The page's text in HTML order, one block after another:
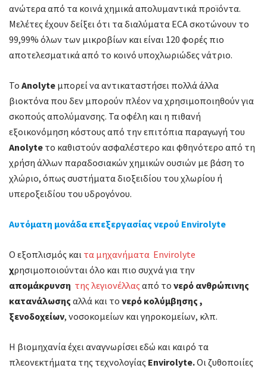
ανώτερα από τα κοινά χημικά απολυμαντικά προϊόντα.
Μελέτες έχουν δείξει ότι τα διαλύματα ECA σκοτώνουν το
99,99% όλων των μικροβίων και είναι 120 φορές πιο
αποτελεσματικά από το κοινό υποχλωριώδες νάτριο.
Το Anolyte μπορεί να αντικαταστήσει πολλά άλλα
βιοκτόνα που δεν μπορούν πλέον να χρησιμοποιηθούν για
σκοπούς απολύμανσης. Τα οφέλη και η πιθανή
εξοικονόμηση κόστους από την επιτόπια παραγωγή του
Anolyte το καθιστούν ασφαλέστερο και φθηνότερο από τη
χρήση άλλων παραδοσιακών χημικών ουσιών με βάση το
χλώριο, όπως συστήματα διοξειδίου του χλωρίου ή
υπεροξειδίου του υδρογόνου.
Αυτόματη μονάδα επεξεργασίας νερού Envirolyte
Ο εξοπλισμός και τα μηχανήματα Envirolyte
χρησιμοποιούνται όλο και πιο συχνά για την
απομάκρυνση της λεγιονέλλας από το νερό ανθρώπινης
κατανάλωσης αλλά και το νερό κολύμβησης ,
ξενοδοχείων, νοσοκομείων και γηροκομείων, κλπ.
Η βιομηχανία έχει αναγνωρίσει εδώ και καιρό τα
πλεονεκτήματα της τεχνολογίας Envirolyte.Οι ζυθοποιίες